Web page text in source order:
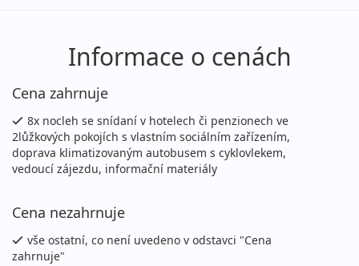
Informace o cenách
Cena zahrnuje
8x nocleh se snídaní v hotelech či penzionech ve
2lůžkových pokojích s vlastním sociálním zařízením,
doprava klimatizovaným autobusem s cyklovlekem,
vedoucí zájezdu, informační materiály
Cena nezahrnuje
vše ostatní, co není uvedeno v odstavci "Cena
zahrnuje"